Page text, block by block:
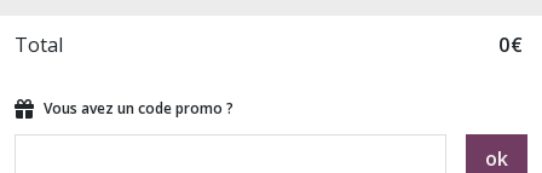
Total 0€
Vous avez un code promo ?
ok